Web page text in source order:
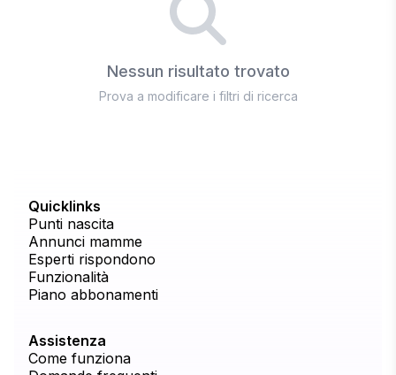
Nessun risultato trovato
Prova a modificare i filtri di ricerca
Quicklinks
Punti nascita
Annunci mamme
Esperti rispondono
Funzionalità
Piano abbonamenti
Assistenza
Come funziona